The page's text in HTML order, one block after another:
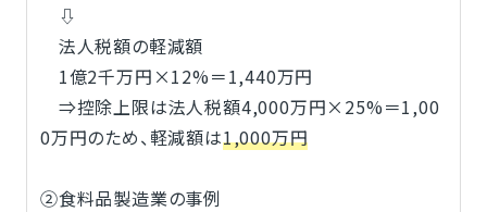
⇩
法人税額の軽減額
1億2千万円×12%＝1,440万円
⇒控除上限は法人税額4,000万円×25%＝1,00
0万円のため、軽減額は1,000万円
②食料品製造業の事例